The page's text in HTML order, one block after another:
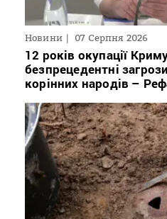
Новини 07 Серпня 2026
12 років окупації
безпрецедентні
корінних народів –